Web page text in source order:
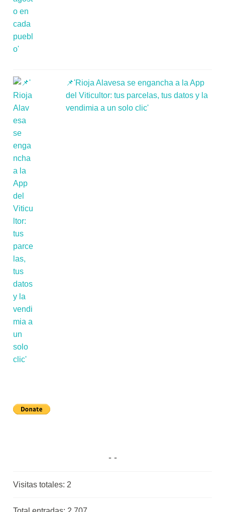
📌'Rioja Alavesa se engancha a la App
del Viticultor: tus parcelas, tus datos y la
vendimia a un solo clic'
Visitas totales: 2